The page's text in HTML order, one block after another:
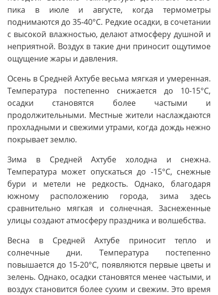
пика в июле и августе, когда термометры
поднимаются до 35-40°C. Редкие осадки, в сочетании
с высокой влажностью, делают атмосферу душной и
неприятной. Воздух в такие дни приносит ощутимое
ощущение жары и давления.
Осень в Средней Ахтубе весьма мягкая и умеренная.
Температура постепенно снижается до 10-15°C,
осадки становятся более частыми и
продолжительными. Местные жители наслаждаются
прохладными и свежими утрами, когда дождь нежно
покрывает землю.
Зима в Средней Ахтубе холодна и снежна.
Температура может опускаться до -15°C, снежные
бури и метели не редкость. Однако, благодаря
южному расположению города, зима здесь
сравнительно мягкая и солнечная. Заснеженные
улицы создают атмосферу праздника и волшебства.
Весна в Средней Ахтубе приносит тепло и
солнечные дни. Температура постепенно
повышается до 15-20°C, появляются первые цветы и
зелень. Однако, осадки становятся менее частыми, и
воздух становится более сухим и свежим. Это время